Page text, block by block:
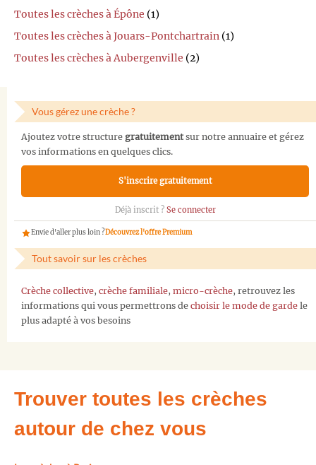
Toutes les crèches à Épône (1)
Toutes les crèches à Jouars-Pontchartrain (1)
Toutes les crèches à Aubergenville (2)
Vous gérez une crèche ?
Ajoutez votre structure gratuitementsur notre annuaire et gérez
vos informations en quelques clics.
S'inscrire gratuitement
Déjà inscrit ? Se connecter
Envie d'aller plus loin ?Découvrez l'offre Premium
Tout savoir sur les crèches
Crèche collective, crèche familiale, micro-crèche, retrouvez les
informations qui vous permettrons de choisir le mode de garde le
plus adapté à vos besoins
Trouver toutes les crèches
autour de chez vous